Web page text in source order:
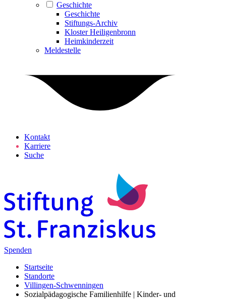
Geschichte
Geschichte
Stiftungs-Archiv
Kloster Heiligenbronn
Heimkinderzeit
Meldestelle
Kontakt
Karriere
Suche
Spenden
Startseite
Standorte
Villingen-Schwenningen
Sozialpädagogische Familienhilfe | Kinder- und